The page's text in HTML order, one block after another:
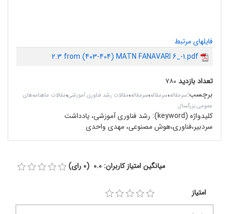
فایلهای مرتبط
2.3 from (403-404) MATN FANAVARI 6_-1.pdf
تعداد بازدید ۷۸۰
برچسب:سرمقاله‌،سرمقاله،سرمقاله،مقالات رشد فناوری آموزشی،مقالات ماهنامه‌های
عمومی بزرگسال
کلیدواژه (keyword):
رشد فناوری آموزشی، یادداشت
سردبیر،فناوری،هوش مصنوعی، مهدی واحدی
میانگین امتیاز کاربران: 0.0 (0 رای)
امتیاز